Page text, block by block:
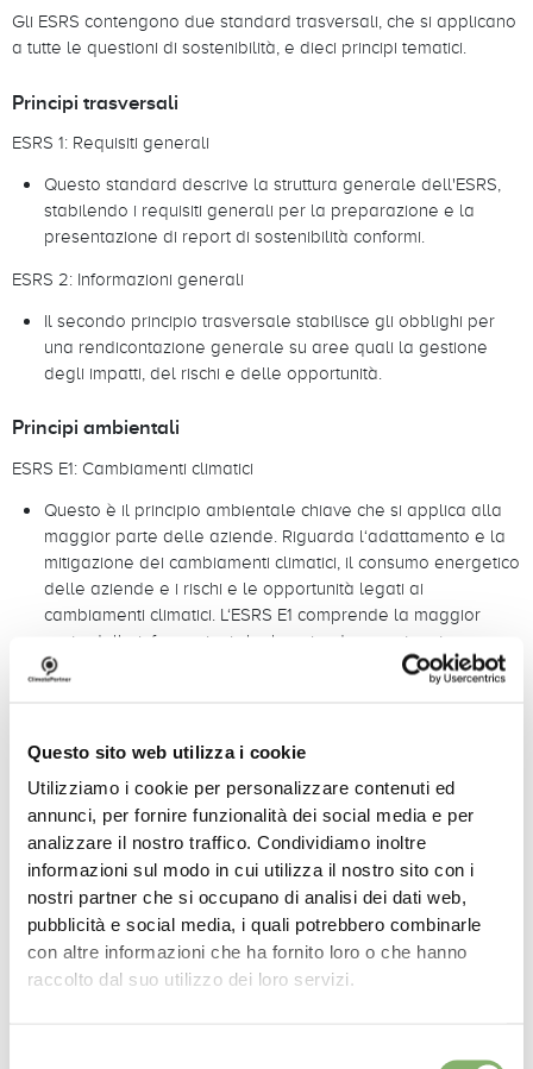
Questo sito web utilizza i cookie
Utilizziamo i cookie per personalizzare contenuti ed
annunci, per fornire funzionalità dei social media e per
analizzare il nostro traffico. Condividiamo inoltre
informazioni sul modo in cui utilizza il nostro sito con i
nostri partner che si occupano di analisi dei dati web,
pubblicità e social media, i quali potrebbero combinarle
con altre informazioni che ha fornito loro o che hanno
raccolto dal suo utilizzo dei loro servizi.
Gli ESRS contengono due standard trasversali, che si applicano
a tutte le questioni di sostenibilità, e dieci principi tematici.
Principi trasversali
ESRS 1: Requisiti generali
Questo standard descrive la struttura generale dell'ESRS,
stabilendo i requisiti generali per la preparazione e la
presentazione di report di sostenibilità conformi.
ESRS 2: Informazioni generali
Il secondo principio trasversale stabilisce gli obblighi per
una rendicontazione generale su aree quali la gestione
degli impatti, del rischi e delle opportunità.
Principi ambientali
ESRS E1: Cambiamenti climatici
Questo è il principio ambientale chiave che si applica alla
maggior parte delle aziende. Riguarda l‘adattamento e la
mitigazione dei cambiamenti climatici, il consumo energetico
delle aziende e i rischi e le opportunità legati ai
cambiamenti climatici. L‘ESRS E1 comprende la maggior
parte delle informazioni che le aziende sono tenute a
riportare obbligatoriamente.
Le aziende devono fornire informazioni su questioni quali le
microplastiche e l‘inquinamento di aria, acqua, suolo o
risorse alimentari.
ESRS E3: Acque e risorse marine
Questo principio riguarda il consumo idrico, i prelievi idrici e
gli scarichi delle acque, nonché l‘estrazione e l‘uso di altre
risorse marine
ESRS E4: Biodiversità ed ecosistemi